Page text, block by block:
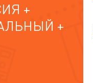
+
+